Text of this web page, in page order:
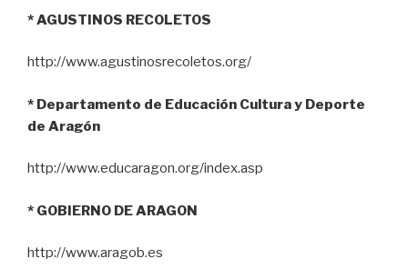
* AGUSTINOS RECOLETOS
http://www.agustinosrecoletos.org/
* Departamento de Educación Cultura y Deporte
de Aragón
http://www.educaragon.org/index.asp
* GOBIERNO DE ARAGON
http://www.aragob.es